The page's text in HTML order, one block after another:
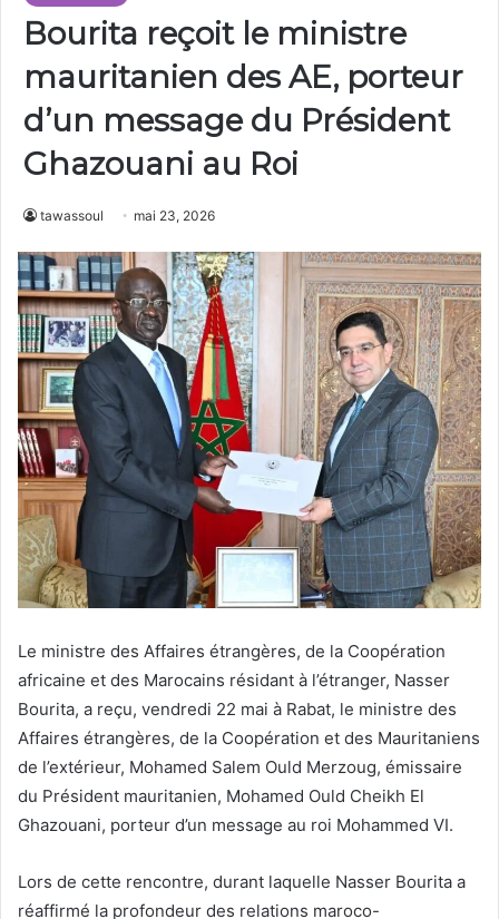
Bourita reçoit le ministre
mauritanien des AE, porteur
d’un message du Président
Ghazouani au Roi
tawassoul mai 23, 2026
Le ministre des Affaires étrangères, de la Coopération
africaine et des Marocains résidant à l’étranger, Nasser
Bourita, a reçu, vendredi 22 mai à Rabat, le ministre des
Affaires étrangères, de la Coopération et des Mauritaniens
de l’extérieur, Mohamed Salem Ould Merzoug, émissaire
du Président mauritanien, Mohamed Ould Cheikh El
Ghazouani, porteur d’un message au roi Mohammed VI.
Lors de cette rencontre, durant laquelle Nasser Bourita a
réaffirmé la profondeur des relations maroco-